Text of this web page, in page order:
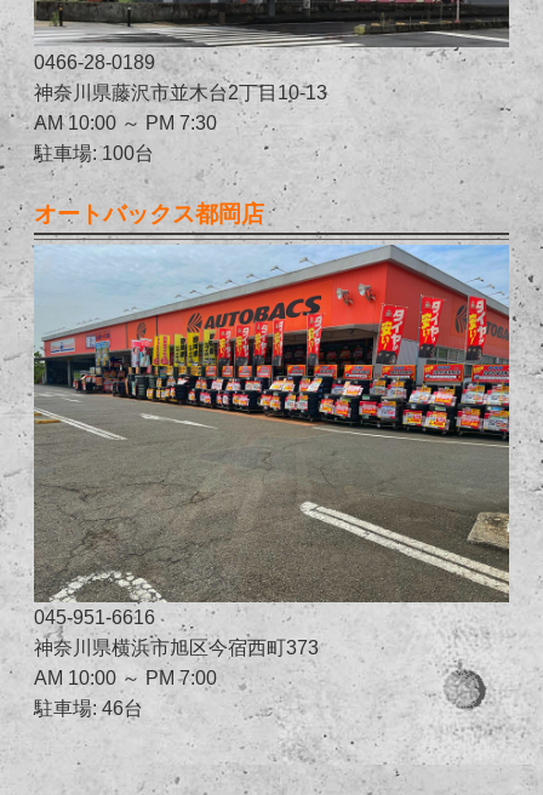
0466-28-0189
神奈川県藤沢市並木台2丁目10-13
AM 10:00 ～ PM 7:30
駐車場: 100台
オートバックス都岡店
045-951-6616
神奈川県横浜市旭区今宿西町373
AM 10:00 ～ PM 7:00
駐車場: 46台